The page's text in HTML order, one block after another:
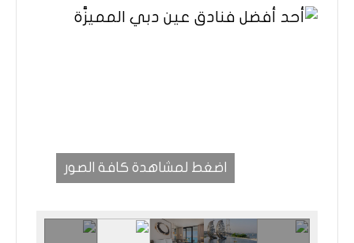
اضغط لمشاهدة كافة الصور